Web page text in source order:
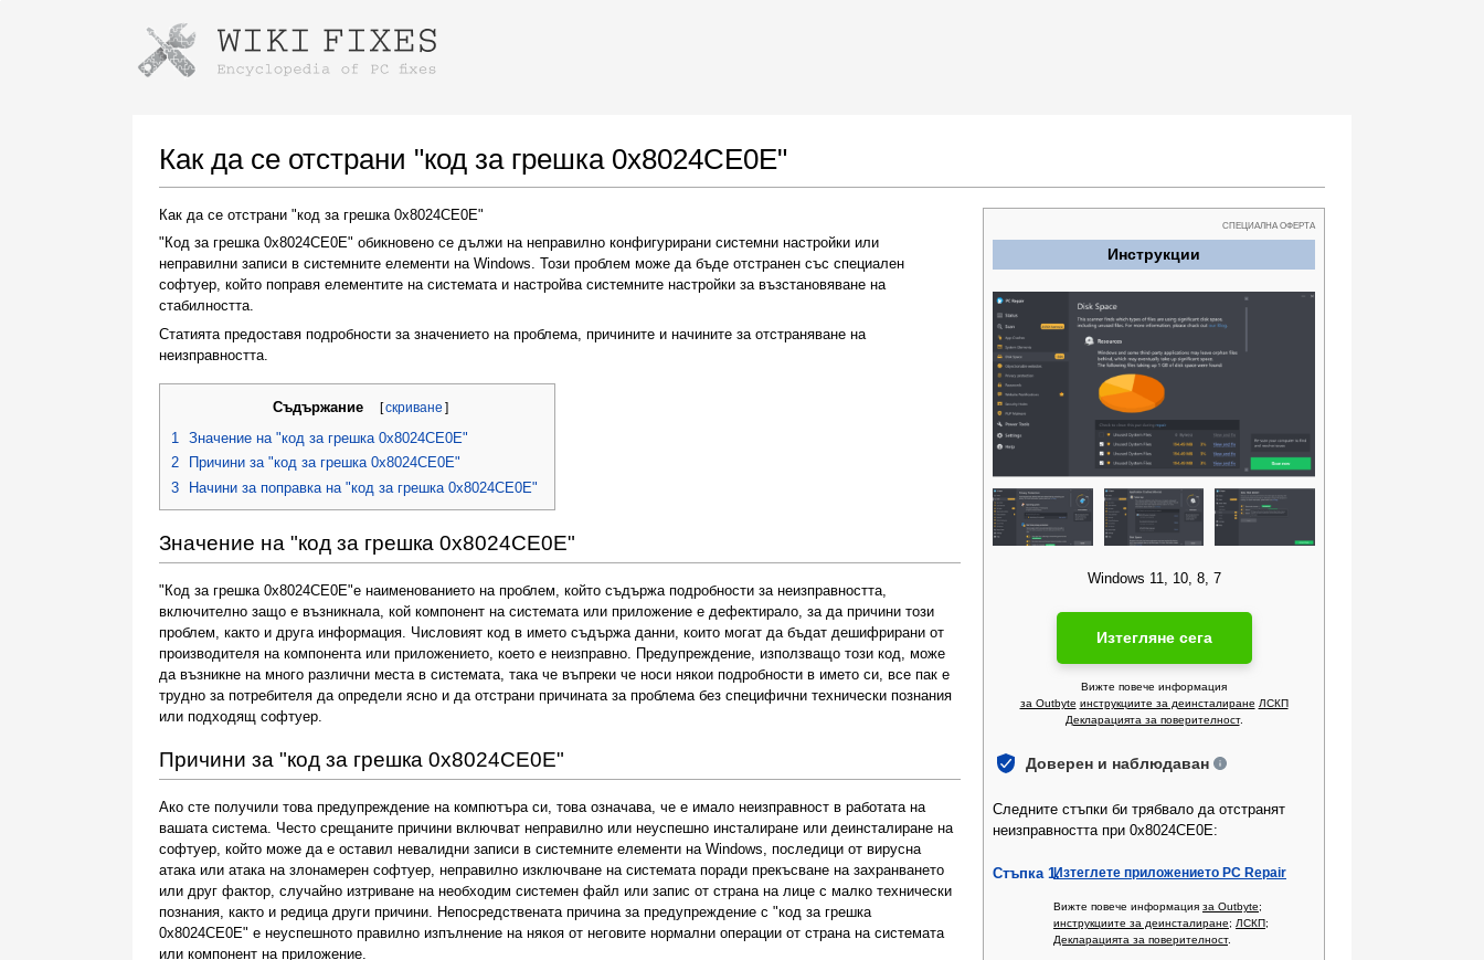
Как да се отстрани "код за грешка 0x8024CE0E"
Как да се отстрани "код за грешка 0x8024CE0E"
"Код за грешка 0x8024CE0E" обикновено се дължи на неправилно конфигурирани системни настройки или
неправилни записи в системните елементи на Windows. Този проблем може да бъде отстранен със специален
софтуер, който поправя елементите на системата и настройва системните настройки за възстановяване на
стабилността.
Статията предоставя подробности за значението на проблема, причините и начините за отстраняване на
неизправността.
Съдържание [ скриване ]
1 Значение на "код за грешка 0x8024CE0E"
2
Причини за "код за грешка 0x8024CE0E"
3
Начини за поправка на "код за грешка 0x8024CE0E"
Значение на "код за грешка 0x8024CE0E"
"Код за грешка 0x8024CE0E"е наименованието на проблем, който съдържа подробности за неизправността,
включително защо е възникнала, кой компонент на системата или приложение е дефектирало, за да причини този
проблем, както и друга информация. Числовият код в името съдържа данни, които могат да бъдат дешифрирани от
производителя на компонента или приложението, което е неизправно. Предупреждение, използващо този код, може
да възникне на много различни места в системата, така че въпреки че носи някои подробности в името си, все пак е
трудно за потребителя да определи ясно и да отстрани причината за проблема без специфични технически познания
или подходящ софтуер.
Причини за "код за грешка 0x8024CE0E"
Ако сте получили това предупреждение на компютъра си, това означава, че е имало неизправност в работата на
вашата система. Често срещаните причини включват неправилно или неуспешно инсталиране или деинсталиране на
софтуер, който може да е оставил невалидни записи в системните елементи на Windows, последици от вирусна
атака или атака на злонамерен софтуер, неправилно изключване на системата поради прекъсване на захранването
или друг фактор, случайно изтриване на необходим системен файл или запис от страна на лице с малко технически
познания, както и редица други причини. Непосредствената причина за предупреждение с "код за грешка
0x8024CE0E" е неуспешното правилно изпълнение на някоя от неговите нормални операции от страна на системата
или компонент на приложение.
СПЕЦИАЛНА ОФЕРТА
Инструкции
Windows 11, 10, 8, 7
Изтегляне сега
Вижте повече информация
за Outbyte инструкциите за деинсталиране ЛСКП
Декларацията за поверителност.
Доверен и наблюдаван
Следните стъпки би трябвало да отстранят
неизправността при 0x8024CE0E:
Стъпка 1.Изтеглете приложението PC Repair
Вижте повече информация за Outbyte;
инструкциите за деинсталиране; ЛСКП;
Декларацията за поверителност.
Instructions for downloading using Google Chrome
Once the download is complete, click on the
downloaded file link